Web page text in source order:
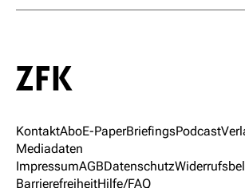
KontaktAboE-PaperBriefingsPodcast
Mediadaten
ImpressumAGBDatenschutz
BarrierefreiheitHilfe/FAQ